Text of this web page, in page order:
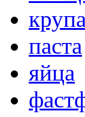
паста
яйца